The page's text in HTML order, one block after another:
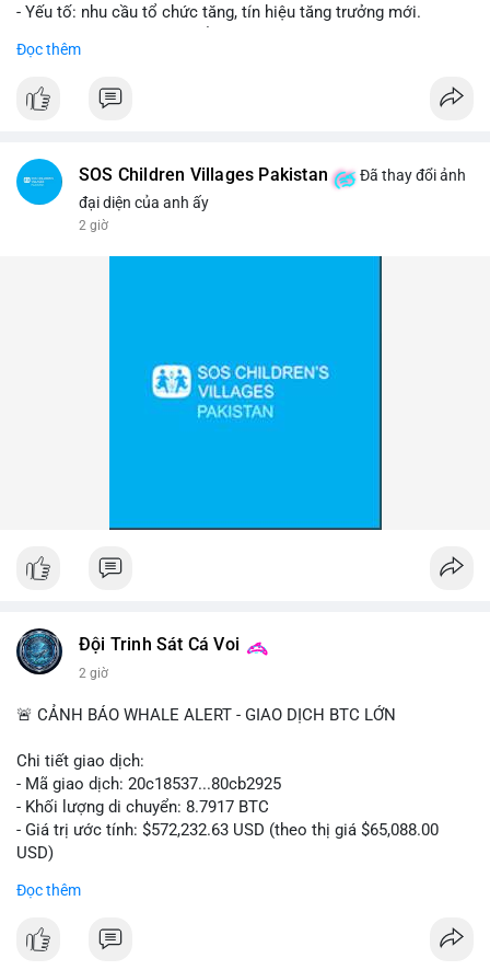
- Yếu tố: nhu cầu tổ chức tăng, tín hiệu tăng trưởng mới.
dẫn.
#binancesquare
#vlikevn #titanbot
Đọc thêm
SOS Children Villages Pakistan
Đã thay đổi ảnh
đại diện của anh ấy
2 giờ
Đội Trinh Sát Cá Voi
2 giờ
🚨 CẢNH BÁO WHALE ALERT - GIAO DỊCH BTC LỚN
Chi tiết giao dịch:
- Mã giao dịch: 20c18537...80cb2925
- Khối lượng di chuyển: 8.7917 BTC
- Giá trị ước tính: $572,232.63 USD (theo thị giá $65,088.00
USD)
Khối lượng 8.79 BTC tương đương hơn nửa triệu USD được di
Đọc thêm